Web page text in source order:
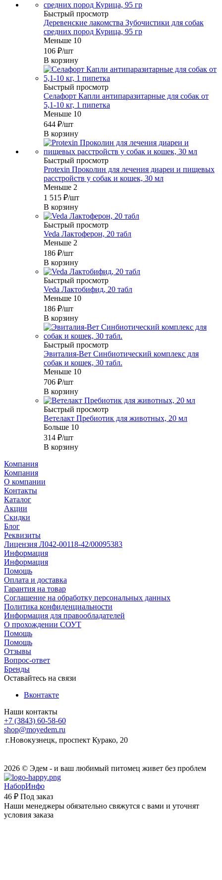
Быстрый просмотр
Деревенские лакомства Зубочистики для собак
средних пород Курица, 95 гр
Меньше 10
106 ₽/шт
В корзину
Быстрый просмотр
Селафорт Капли антипаразитарные для собак от
5,1-10 кг, 1 пипетка
Меньше 10
644 ₽/шт
В корзину
Быстрый просмотр
Protexin Проколин для лечения диареи и пищевых
расстройств у собак и кошек, 30 мл
Меньше 2
1 515 ₽/шт
В корзину
Быстрый просмотр
Veda Лактоферон, 20 табл
Меньше 2
186 ₽/шт
В корзину
Быстрый просмотр
Veda Лактобифид, 20 табл
Меньше 10
186 ₽/шт
В корзину
Быстрый просмотр
Эвиталия-Вет Cинбиотический комплекс для
собак и кошек, 30 табл.
Меньше 10
706 ₽/шт
В корзину
Быстрый просмотр
Ветелакт Пребиотик для животных, 20 мл
Больше 10
314 ₽/шт
В корзину
Компания
Компания
О компании
Контакты
Каталог
Акции
Скидки
Блог
Реквизиты
Лицензия Л042-00118-42/00095383
Информация
Информация
Помощь
Оплата и доставка
Гарантия на товар
Соглашение на обработку персональных данных
Политика конфиденциальности
Информация для правообладателей
О прохождении СОУТ
Помощь
Помощь
Отзывы
Вопрос-ответ
Бренды
Оставайтесь на связи
Вконтакте
Наши контакты
+7 (3843) 60-58-60
shop@moyedem.ru
г.Новокузнецк, проспект Курако, 20
2026 © Эдем - и ваш любимый питомец живет без проблем
НаборИнфо
46 ₽ Под заказ
Наши менеджеры обязательно свяжутся с вами и уточнят
условия заказа